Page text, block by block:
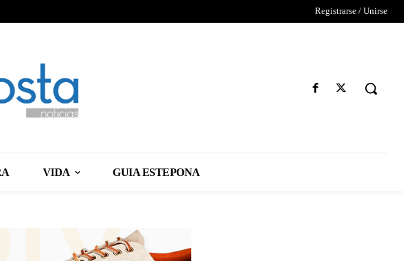
Registrarse / Unirse
VIDA GUIA ESTEPONA